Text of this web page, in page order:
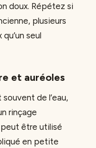
doux. Répétez si
plusieurs
seul
et auréoles
de l’eau,
rinçage
être utilisé
en petite